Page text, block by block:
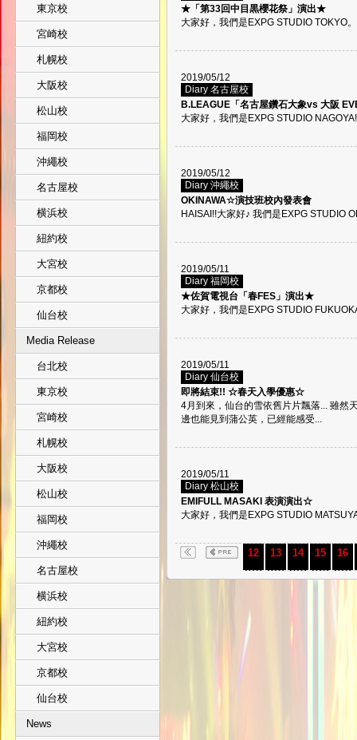
東京校
宮崎校
札幌校
大阪校
松山校
福岡校
沖繩校
名古屋校
横浜校
紐約校
大宮校
京都校
仙台校
Media Release
台北校
東京校
宮崎校
札幌校
大阪校
松山校
福岡校
沖繩校
名古屋校
横浜校
紐約校
大宮校
京都校
仙台校
News
★「第33回中目黒櫻花祭」演出★
大家好，我們是EXPG STUDIO TOKYO
2019/05/12
Diary 名古屋校
B.LEAGUE「名古屋鑽石大象vs 大阪
大家好，我們是EXPG STUDIO
2019/05/12
Diary 沖繩校
OKINAWA☆演技班校內發表會
HAISAI!!大家好♪ 我們是EXPG STUDIO
2019/05/11
Diary 福岡校
★佐賀電視台「春FES」演出★
大家好，我們是EXPG STUDIO
2019/05/11
Diary 仙台校
即將結束!! ☆春天入學優惠☆
4月到來，仙台的雪依舊片片飄落... 雖然
邊也能見到蒲公英，已經能感受...
2019/05/11
Diary 松山校
EMIFULL MASAKI 表演演出☆
大家好，我們是EXPG STUDIO
12 13 14 15 16